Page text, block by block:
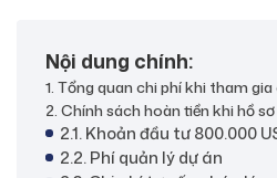
Nội dung chính:
1. Tổng quan chi phí khi tham
2. Chính sách hoàn tiền khi hồ
2.1. Khoản đầu tư 800.000
2.2. Phí quản lý dự án